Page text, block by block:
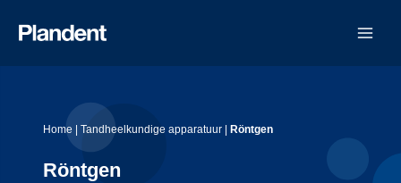
naar
Home Tandheelkundige apparatuur Röntgen
Röntgen